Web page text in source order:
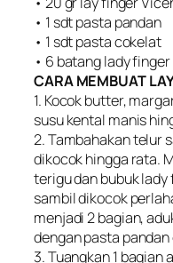
• 1 sdt pasta pandan
• 1 sdt pasta cokelat
• 6 batang lady
CARA MEMBUAT
1. Kocok butter,
susu kental manis
2. Tambahakan telur
dikocok hingga rata.
terigu dan bubuk
sambil dikocok
menjadi 2 bagian,
dengan pasta
3. Tuangkan 1